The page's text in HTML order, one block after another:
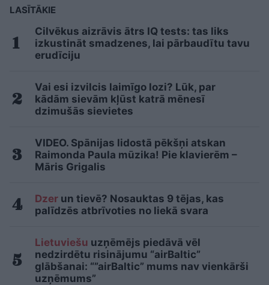
LASĪTĀKIE
Cilvēkus aizrāvis ātrs IQ tests: tas liks
izkustināt smadzenes, lai pārbaudītu tavu
erudīciju
Vai esi izvilcis laimīgo lozi? Lūk, par
kādām sievām kļūst katrā mēnesī
dzimušās sievietes
VIDEO. Spānijas lidostā pēkšņi atskan
Raimonda Paula mūzika! Pie klavierēm –
Māris Grigalis
Dzer un tievē? Nosauktas 9 tējas, kas
palīdzēs atbrīvoties no liekā svara
Lietuviešu uzņēmējs piedāvā vēl
nedzirdētu risinājumu “airBaltic”
glābšanai: “”airBaltic” mums nav vienkārši
uzņēmums”